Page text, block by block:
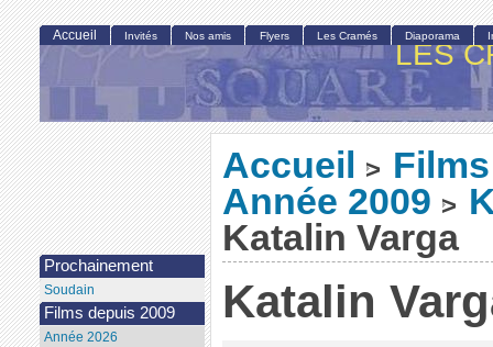
LES
Accueil >
Année 2009 >
Katalin Varga
Katalin
Accueil Invités Nos amis Flyers Les Cramés Diaporama
Prochainement
Soudain
Films depuis 2009
Année 2026